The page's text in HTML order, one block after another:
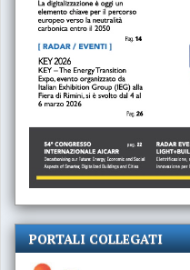
PORTALI COLLEGATI